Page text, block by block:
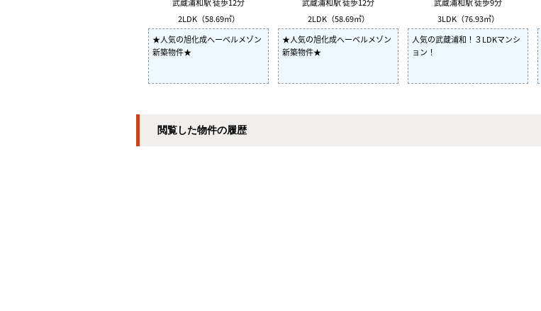
2LDK（58.69㎡）
★人気の旭化成へーベルメゾン
新築物件★
2LDK（58.69㎡）
★人気の旭化成へーベルメゾン
新築物件★
3LDK（76.93㎡）
人気の武蔵浦和！３LDKマンシ
ョン！
閲覧した物件の履歴